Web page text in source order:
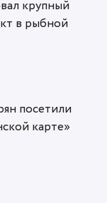
крупный
в рыбной
посетили
карте»